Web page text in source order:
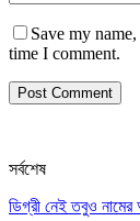
Save my
time I comment.
সর্বশেষ
ডিগ্রী নেই তবুও